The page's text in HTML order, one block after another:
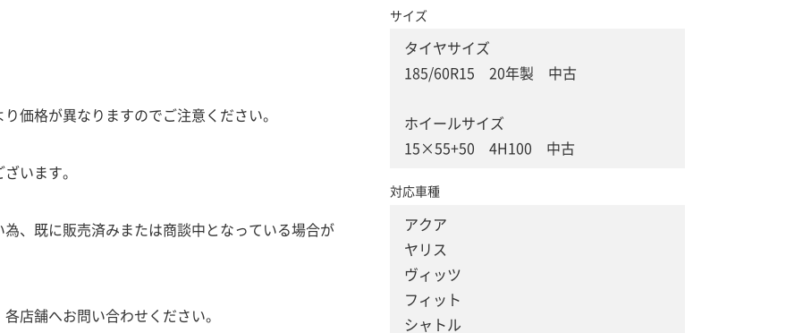
価格が異なりますのでご注意ください。
います。
、既に販売済みまたは商談中となっている場合が
店舗へお問い合わせください。
サイズ
タイヤサイズ
185/60R15 20年製 中古
ホイールサイズ
15×55+50 4H100 中古
対応車種
アクア
ヤリス
ヴィッツ
フィット
シャトル